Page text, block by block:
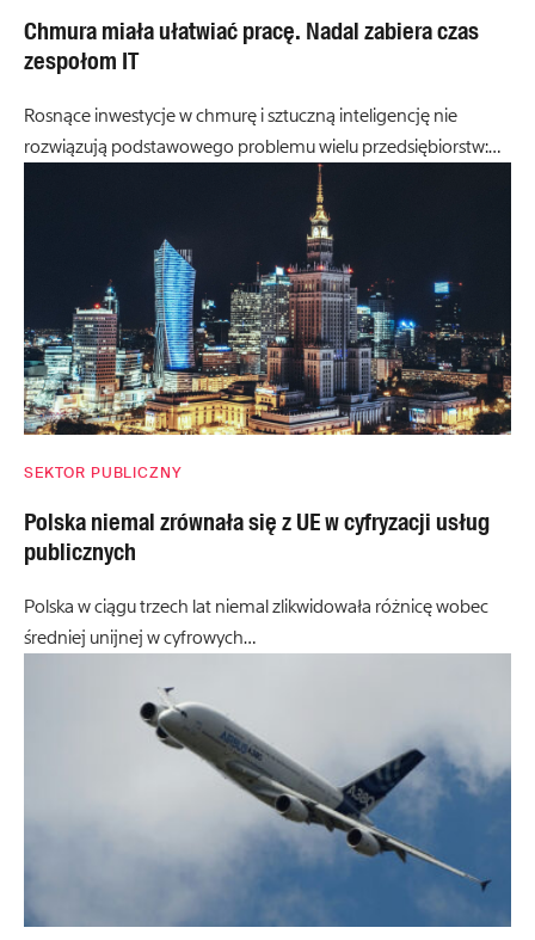
Chmura miała ułatwiać pracę. Nadal zabiera czas
zespołom IT
Rosnące inwestycje w chmurę i sztuczną inteligencję nie
rozwiązują podstawowego problemu wielu przedsiębiorstw:…
SEKTOR PUBLICZNY
Polska niemal zrównała się z UE w cyfryzacji usług
publicznych
Polska w ciągu trzech lat niemal zlikwidowała różnicę wobec
średniej unijnej w cyfrowych…